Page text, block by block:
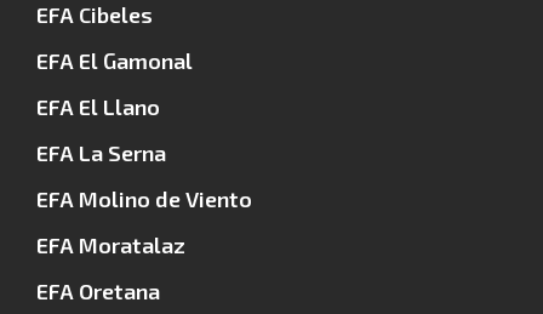
EFA Cibeles
EFA El Gamonal
EFA El Llano
EFA La Serna
EFA Molino de Viento
EFA Moratalaz
EFA Oretana